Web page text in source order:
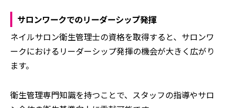
サロンワークでのリーダーシップ発揮
ネイルサロン衛生管理士の資格を取得すると、サロンワ
ークにおけるリーダーシップ発揮の機会が大きく広がり
ます。
衛生管理専門知識を持つことで、スタッフの指導やサロ